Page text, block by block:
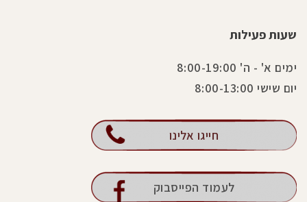
שעות פעילות
ימים א' - ה' 8:00-19:00
יום שישי 8:00-13:00
חייגו אלינו
לעמוד הפייסבוק